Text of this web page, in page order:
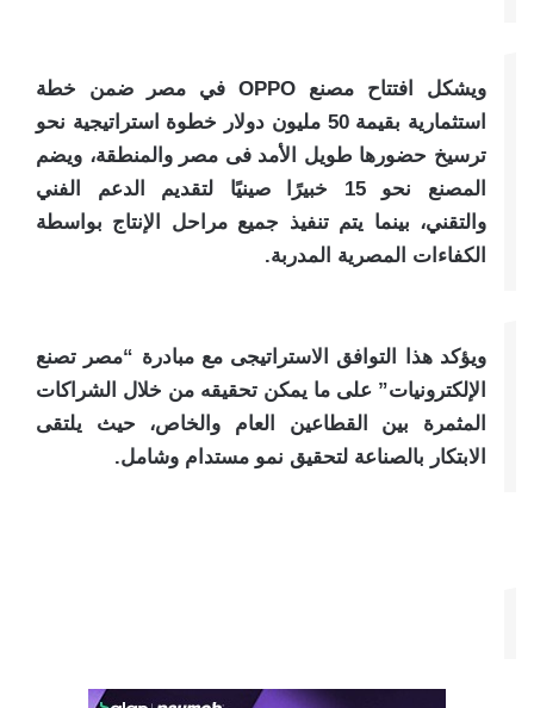
ويشكل افتتاح مصنع OPPO في مصر ضمن خطة
استثمارية بقيمة 50 مليون دولار خطوة استراتيجية نحو
ترسيخ حضورها طويل الأمد فى مصر والمنطقة، ويضم
المصنع نحو 15 خبيرًا صينيًا لتقديم الدعم الفني
والتقني، بينما يتم تنفيذ جميع مراحل الإنتاج بواسطة
الكفاءات المصرية المدربة.
ويؤكد هذا التوافق الاستراتيجى مع مبادرة “مصر تصنع
الإلكترونيات” على ما يمكن تحقيقه من خلال الشراكات
المثمرة بين القطاعين العام والخاص، حيث يلتقى
الابتكار بالصناعة لتحقيق نمو مستدام وشامل.